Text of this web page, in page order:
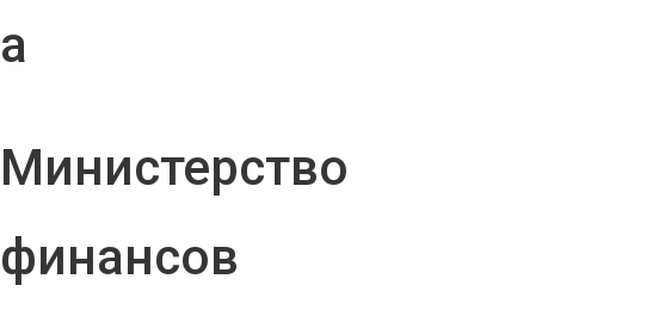
а
Министерство
финансов